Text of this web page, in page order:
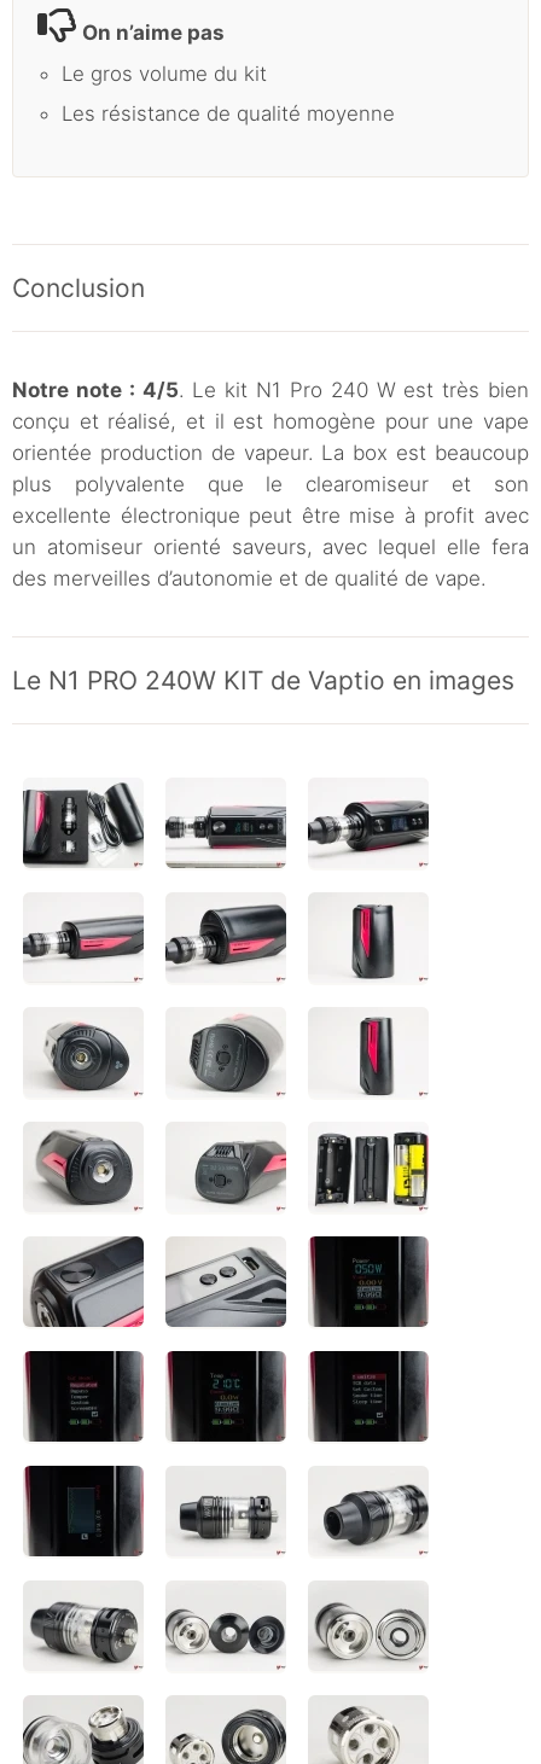
On n’aime pas
Le gros volume du kit
Les résistance de qualité moyenne
Conclusion
Notre note : 4/5. Le kit N1 Pro 240 W est très bien
conçu et réalisé, et il est homogène pour une vape
orientée production de vapeur. La box est beaucoup
plus polyvalente que le clearomiseur et son
excellente électronique peut être mise à profit avec
un atomiseur orienté saveurs, avec lequel elle fera
des merveilles d’autonomie et de qualité de vape.
Le N1 PRO 240W KIT de Vaptio en images